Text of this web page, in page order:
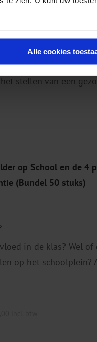
Alle cookies
Start is gericht op het
stellen van een
op School en de 4
(Bundel 50 stuks)
in de klas? Wel
op het schoolplein?